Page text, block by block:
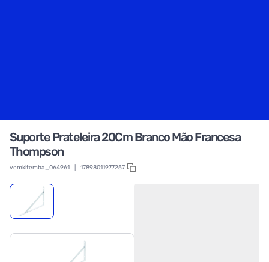
Suporte Prateleira 20Cm Branco Mão Francesa
Thompson
vemkitemba_064961 17898011977257